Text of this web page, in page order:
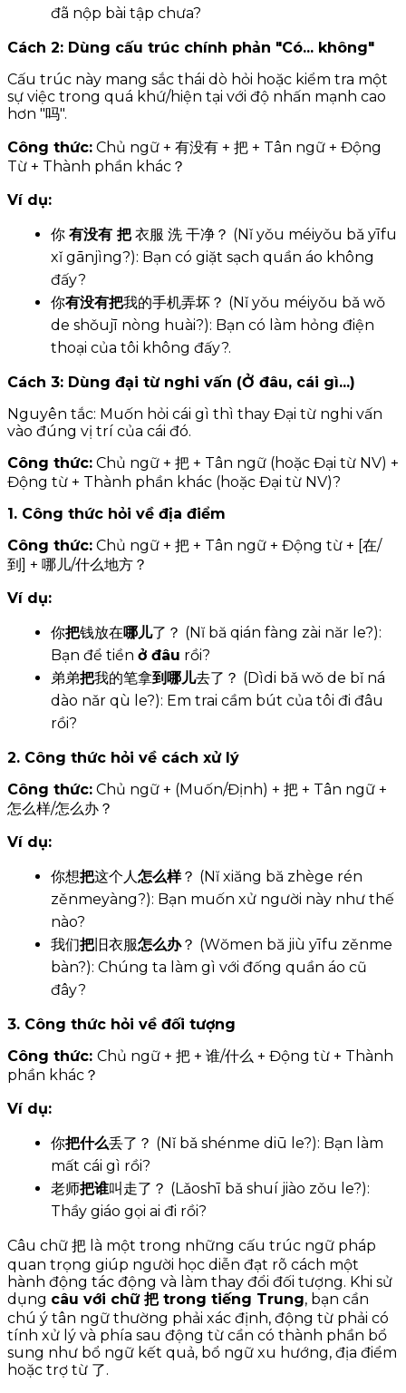
đã nộp bài tập chưa?
Cách 2: Dùng cấu trúc chính phản "Có... không"
Cấu trúc này mang sắc thái dò hỏi hoặc kiểm tra một
sự việc trong quá khứ/hiện tại với độ nhấn mạnh cao
hơn "吗".
Công thức: Chủ ngữ + 有没有 + 把 + Tân ngữ + Động
Từ + Thành phần khác？
Ví dụ:
你 有没有 把 衣服 洗 干净？ (Nǐ yǒu méiyǒu bǎ yīfu
xǐ gānjìng?): Bạn có giặt sạch quần áo không
đấy?
你有没有把我的手机弄坏？ (Nǐ yǒu méiyǒu bǎ wǒ
de shǒujī nòng huài?): Bạn có làm hỏng điện
thoại của tôi không đấy?.
Cách 3: Dùng đại từ nghi vấn (Ở đâu, cái gì...)
Nguyên tắc: Muốn hỏi cái gì thì thay Đại từ nghi vấn
vào đúng vị trí của cái đó.
Công thức: Chủ ngữ + 把 + Tân ngữ (hoặc Đại từ NV) +
Động từ + Thành phần khác (hoặc Đại từ NV)?
1. Công thức hỏi về địa điểm
Công thức: Chủ ngữ + 把 + Tân ngữ + Động từ + [在/
到] + 哪儿/什么地方？
Ví dụ:
你把钱放在哪儿了？ (Nĭ bă qián fàng zài năr le?):
Bạn để tiền ở đâu rồi?
弟弟把我的笔拿到哪儿去了？ (Dìdi bǎ wǒ de bǐ ná
dào nǎr qù le?): Em trai cầm bút của tôi đi đâu
rồi?
2. Công thức hỏi về cách xử lý
Công thức: Chủ ngữ + (Muốn/Định) + 把 + Tân ngữ +
怎么样/怎么办？
Ví dụ:
你想把这个人 怎么样？ (Nĭ xiăng bă zhège rén
zěnmeyàng?): Bạn muốn xử người này như thế
nào?
我们把 旧衣服怎么办？ (Wŏmen bă jiù yīfu zěnme
bàn?): Chúng ta làm gì với đống quần áo cũ
đây?
3. Công thức hỏi về đối tượng
Công thức: Chủ ngữ + 把 + 谁/什么 + Động từ + Thành
phần khác？
Ví dụ:
你把什么丢了？ (Nǐ bǎ shénme diū le?): Bạn làm
mất cái gì rồi?
老师把谁叫走了？ (Lǎoshī bǎ shuí jiào zǒu le?):
Thầy giáo gọi ai đi rồi?
Câu chữ 把 là một trong những cấu trúc ngữ pháp
quan trọng giúp người học diễn đạt rõ cách một
hành động tác động và làm thay đổi đối tượng. Khi sử
dụng câu với chữ 把 trong tiếng Trung, bạn cần
chú ý tân ngữ thường phải xác định, động từ phải có
tính xử lý và phía sau động từ cần có thành phần bổ
sung như bổ ngữ kết quả, bổ ngữ xu hướng, địa điểm
hoặc trợ từ 了.